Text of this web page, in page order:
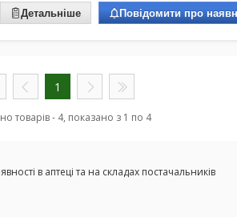
Детальніше Повідомити про
1
товарів - 4, показано з 1 по 4
в аптеці та на складах постачальників